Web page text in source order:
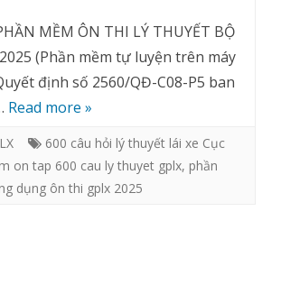
mềm
ôn
lý
thuyết
MỀM ÔN THI LÝ THUYẾT BỘ
(Phần mềm tự luyện trên máy
định số 2560/QĐ-C08-P5 ban
Read more »
600 câu hỏi lý thuyết lái xe Cục
on tap 600 cau ly thuyet gplx, phần
dụng ôn thi gplx 2025